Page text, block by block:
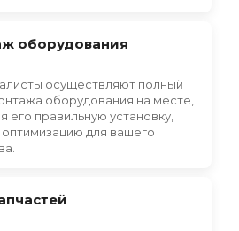
оборудования
осуществляют полный
оборудования на месте,
его правильную установку,
оптимизацию для вашего